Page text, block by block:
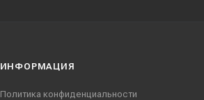
ИНФОРМАЦИЯ
Политика конфиденциальности